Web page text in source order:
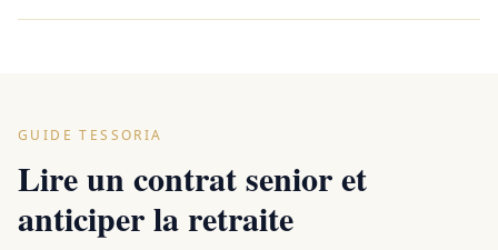
GUIDE TESSORIA
Lire un contrat senior et
anticiper la retraite